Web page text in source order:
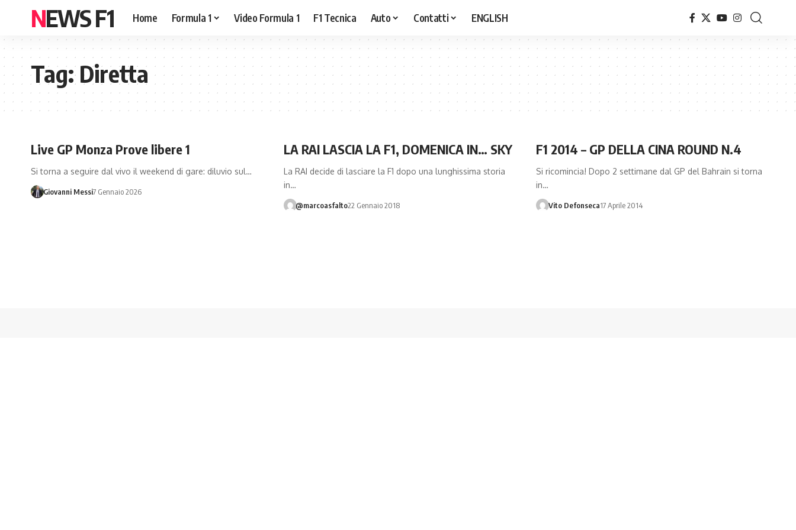
NEWS F1 Home Formula 1 Video Formula 1 F1 Tecnica Auto Contatti ENGLISH
Tag:Diretta
Live GP Monza Prove libere 1
Si torna a seguire dal vivo il weekend di gare: diluvio sul…
Giovanni Messi7 Gennaio 2026
LA RAI LASCIA LA F1, DOMENICA IN… SKY
La RAI decide di lasciare la F1 dopo una lunghissima storia
in…
@marcoasfalto22 Gennaio 2018
F1 2014 – GP DELLA CINA ROUND N.4
Si ricomincia! Dopo 2 settimane dal GP del Bahrain si torna
in…
Vito Defonseca17 Aprile 2014